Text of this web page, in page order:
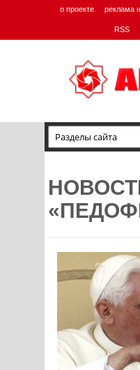
о проекте реклама
RSS